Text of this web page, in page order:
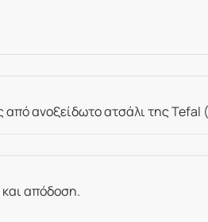
ανοξείδωτο ατσάλι της
απόδοση.